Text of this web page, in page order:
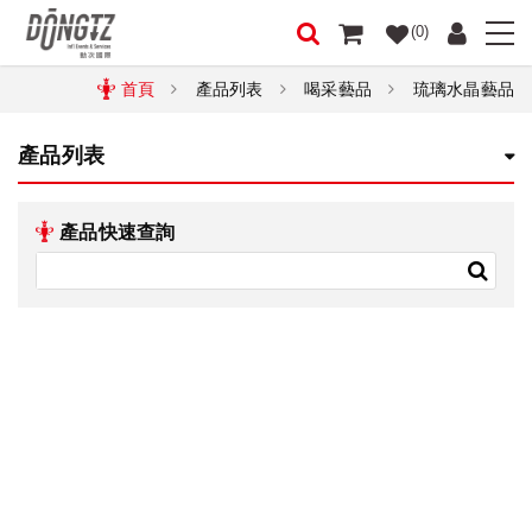
(0)
首頁 產品列表 喝采藝品 琉璃水晶藝品
產品列表
產品快速查詢